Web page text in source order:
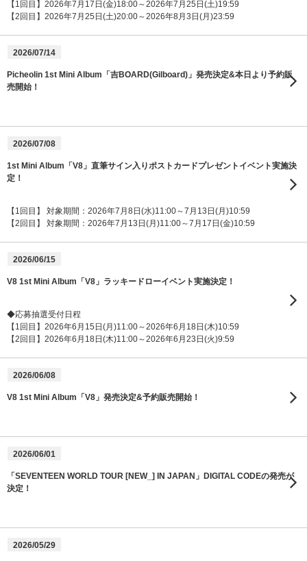
【1回目】2026年7月17日(金)18:00～2026年7月25日(土)19:59
【2回目】2026年7月25日(土)20:00～2026年8月3日(月)23:59
2026/07/14
Picheolin 1st Mini Album「吉BOARD(Gilboard)」発売決定&本日より予約販
売開始！
2026/07/08
1st Mini Album「V8」直筆サイン入りポストカードプレゼントイベント実施決
定！
【1回目】 対象期間：2026年7月8日(水)11:00～7月13日(月)10:59
【2回目】 対象期間：2026年7月13日(月)11:00～7月17日(金)10:59
2026/06/15
V8 1st Mini Album「V8」ラッキードローイベント実施決定！
◆応募抽選受付日程
【1回目】2026年6月15日(月)11:00～2026年6月18日(木)10:59
【2回目】2026年6月18日(木)11:00～2026年6月23日(火)9:59
2026/06/08
V8 1st Mini Album「V8」発売決定&予約販売開始！
2026/06/01
「SEVENTEEN WORLD TOUR [NEW_] IN JAPAN」DIGITAL CODEの発売が
決定！
2026/05/29